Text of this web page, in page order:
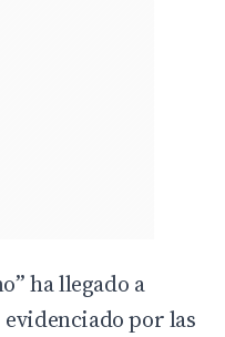
” ha llegado a
por las